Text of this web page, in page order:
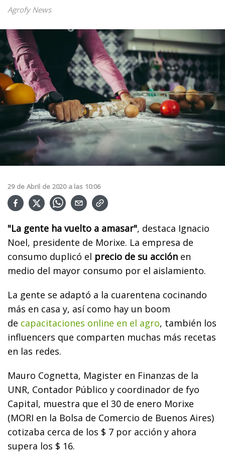
Agrofy News
29 de Abril de 2020 a las 10:06
"La gente ha vuelto a amasar", destaca Ignacio
Noel, presidente de Morixe. La empresa de
consumo duplicó el precio de su acción en
medio del mayor consumo por el aislamiento.
La gente se adaptó a la cuarentena cocinando
más en casa y, así como hay un boom
de capacitaciones online en el agro, también los
influencers que comparten muchas más recetas
en las redes.
Mauro Cognetta, Magister en Finanzas de la
UNR, Contador Público y coordinador de fyo
Capital, muestra que el 30 de enero Morixe
(MORI en la Bolsa de Comercio de Buenos Aires)
cotizaba cerca de los $ 7 por acción y ahora
supera los $ 16.